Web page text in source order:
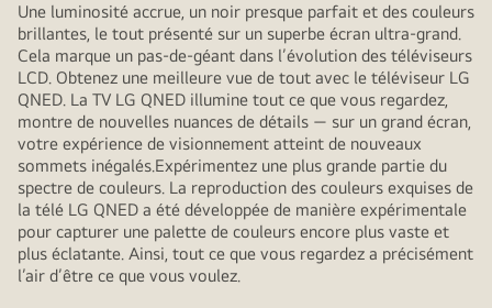
Une luminosité accrue, un noir presque parfait et des couleurs
brillantes, le tout présenté sur un superbe écran ultra-grand.
Cela marque un pas-de-géant dans l’évolution des téléviseurs
LCD. Obtenez une meilleure vue de tout avec le téléviseur LG
QNED. La TV LG QNED illumine tout ce que vous regardez,
montre de nouvelles nuances de détails — sur un grand écran,
votre expérience de visionnement atteint de nouveaux
sommets inégalés.Expérimentez une plus grande partie du
spectre de couleurs. La reproduction des couleurs exquises de
la télé LG QNED a été développée de manière expérimentale
pour capturer une palette de couleurs encore plus vaste et
plus éclatante. Ainsi, tout ce que vous regardez a précisément
l’air d’être ce que vous voulez.